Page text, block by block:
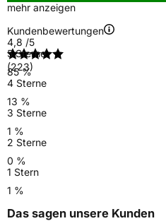
mehr anzeigen
Kundenbewertungen
4,8 /5
(223)
5 Sterne
85 %
4 Sterne
13 %
3 Sterne
1 %
2 Sterne
0 %
1 Stern
1 %
Das sagen unsere Kunden